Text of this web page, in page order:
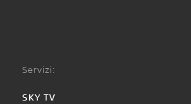
Servizi:
SKY TV